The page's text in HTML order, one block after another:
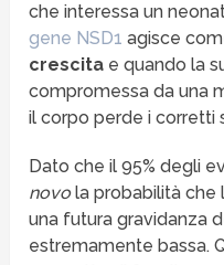
che interessa un
gene NSD1 agisce
crescita e quando la
compromessa da una
il corpo perde i corretti
Dato che il 95% degli
novola probabilità che
una futura gravidanza
estremamente bassa.